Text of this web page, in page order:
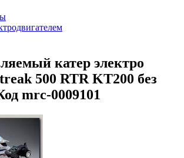
катер электро
500 RTR KT200 без
mrc-0009101